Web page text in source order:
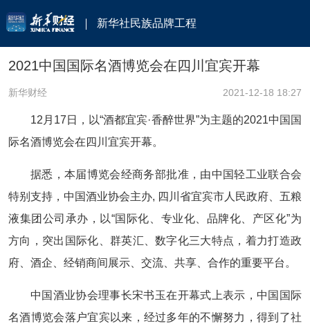
新华社民族品牌工程
2021中国国际名酒博览会在四川宜宾开幕
新华财经 2021-12-18 18:27
12月17日，以“酒都宜宾·香醉世界”为主题的2021中国国
际名酒博览会在四川宜宾开幕。
据悉，本届博览会经商务部批准，由中国轻工业联合会
特别支持，中国酒业协会主办, 四川省宜宾市人民政府、五粮
液集团公司承办，以“国际化、专业化、品牌化、产区化”为
方向，突出国际化、群英汇、数字化三大特点，着力打造政
府、酒企、经销商间展示、交流、共享、合作的重要平台。
中国酒业协会理事长宋书玉在开幕式上表示，中国国际
名酒博览会落户宜宾以来，经过多年的不懈努力，得到了社